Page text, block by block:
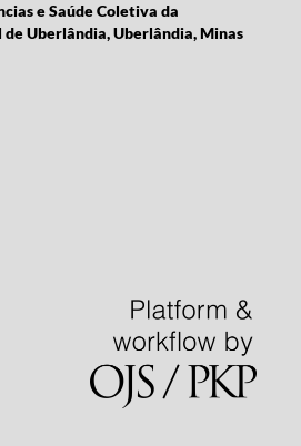
e Saúde Coletiva da
Uberlândia, Uberlândia, Minas